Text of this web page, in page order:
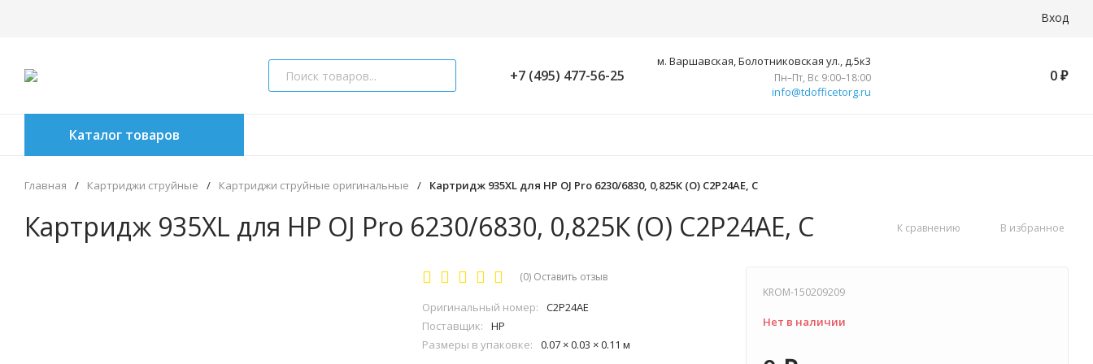
Вход
+7 (495) 477-56-25
м. Варшавская, Болотниковская ул., д.5к3
Пн–Пт, Вс 9:00–18:00
info@tdofficetorg.ru
0 ₽
Каталог товаров
Главная / Картриджи струйные / Картриджи струйные оригинальные / Картридж 935XL для HP OJ Pro 6230/6830, 0,825К (O) C2P24AE, C
Картридж 935XL для HP OJ Pro 6230/6830, 0,825К (O) C2P24AE, C К сравнению В избранное
(0) Оставить отзыв
Оригинальный номер:
C2P24AE
Поставщик:
HP
Размеры в упаковке:
0.07 × 0.03 × 0.11 м
KROM-150209209
Нет в наличии